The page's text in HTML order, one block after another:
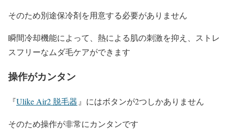
そのため別途保冷剤を用意する必要がありません
瞬間冷却機能によって、熱による肌の刺激を抑え、ストレ
スフリーなムダ毛ケアができます
操作がカンタン
『Ulike Air2 脱毛器 』にはボタンが2つしかありません
そのため操作が非常にカンタンです